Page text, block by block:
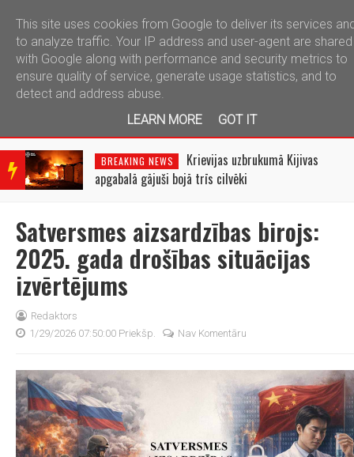
telegram
BRE
AKIN
NEW
BREAKING NEWS
Sizraņā pēc lidrobotu
uzbrukuma deg naftas pārstrādes rūpnīca
Satversmes aizsardzības birojs:
2025. gada drošības situācijas
izvērtējums
Redaktors
1/29/2026 07:50:00 Priekšp.
Nav Komentāru
This site uses cookies from Google to deliver its services
to analyze traffic. Your IP address and user-agent are shared
with Google along with performance and security metrics to
ensure quality of service, generate usage statistics, and to
detect and address abuse.
LEARN MORE
GOT IT